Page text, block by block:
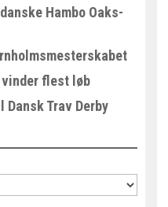
Hambo Oaks-
flest løb
Trav Derby